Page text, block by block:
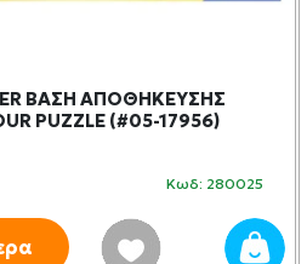
ΒΑΣΗ ΑΠΟΘΗΚΕΥΣΗΣ
PUZZLE (#05-17956)
Κωδ: 280025